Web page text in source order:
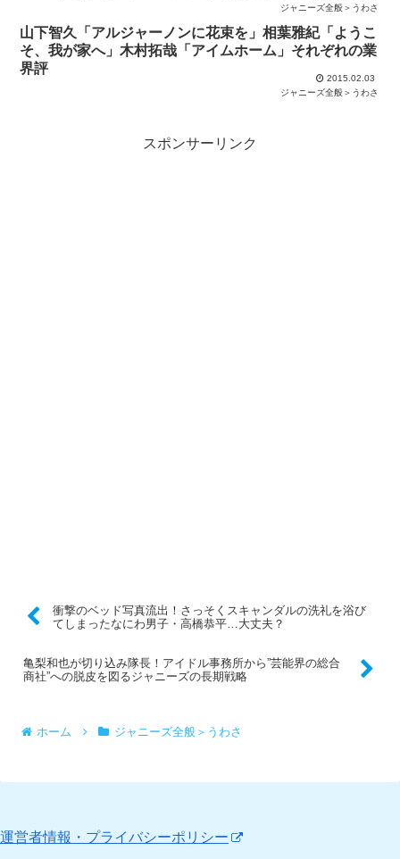
ジャニーズ全般＞うわさ
山下智久「アルジャーノンに花束を」相葉雅紀「ようこ
そ、我が家へ」木村拓哉「アイムホーム」それぞれの業
界評
2015.02.03
ジャニーズ全般＞うわさ
スポンサーリンク
衝撃のベッド写真流出！さっそくスキャンダルの洗礼を浴び
てしまったなにわ男子・高橋恭平…大丈夫？
亀梨和也が切り込み隊長！アイドル事務所から”芸能界の総合
商社”への脱皮を図るジャニーズの長期戦略
ホーム ジャニーズ全般＞うわさ
運営者情報・プライバシーポリシー